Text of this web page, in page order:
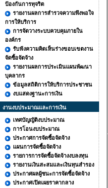
ป้องกันการทุจริต
รายงานผลการสำรวจความพึงพอใจ
การให้บริการ
การจัดวางระบบควบคุมภายใน
องค์กร
รับฟังความคิดเห็นร่างขอบเขตงาน
จัดซื้อจัดจ้าง
รายงานผลการประเมินแผนพัฒนา
บุคลากร
ข้อมูลสถิติการให้บริการประชาชน
งบแสดงฐานะการเงิน
งานงบประมาณและการเงิน
เทศบัญญัติงบประมาณ
การโอนงบประมาณ
ประกาศการจัดซื้อจัดจ้าง
แผนการจัดซื้อจัดจ้าง
รายการการจัดซื้อจัดจ้างงบลงทุน
รายงานเงินสะสมและเงินทุนสำรอง
ประกาศผลผู้ชนะการจัดซื้อจัดจ้าง
ประกาศเปิดเผยราคากลาง